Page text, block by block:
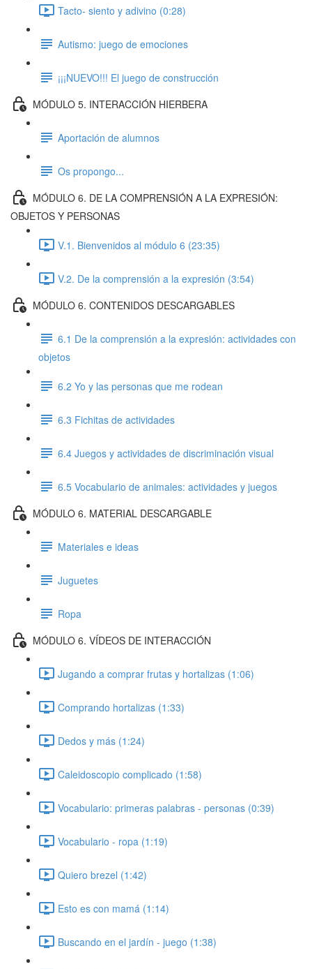
Tacto- siento y adivino (0:28)
Autismo: juego de emociones
¡¡¡NUEVO!!! El juego de construcción
MÓDULO 5. INTERACCIÓN HIERBERA
Aportación de alumnos
Os propongo...
MÓDULO 6. DE LA COMPRENSIÓN A LA EXPRESIÓN:
OBJETOS Y PERSONAS
V.1. Bienvenidos al módulo 6 (23:35)
V.2. De la comprensión a la expresión (3:54)
MÓDULO 6. CONTENIDOS DESCARGABLES
6.1 De la comprensión a la expresión: actividades con
objetos
6.2 Yo y las personas que me rodean
6.3 Fichitas de actividades
6.4 Juegos y actividades de discriminación visual
6.5 Vocabulario de animales: actividades y juegos
MÓDULO 6. MATERIAL DESCARGABLE
Materiales e ideas
Juguetes
Ropa
MÓDULO 6. VÍDEOS DE INTERACCIÓN
Jugando a comprar frutas y hortalizas (1:06)
Comprando hortalizas (1:33)
Dedos y más (1:24)
Caleidoscopio complicado (1:58)
Vocabulario: primeras palabras - personas (0:39)
Vocabulario - ropa (1:19)
Quiero brezel (1:42)
Esto es con mamá (1:14)
Buscando en el jardín - juego (1:38)